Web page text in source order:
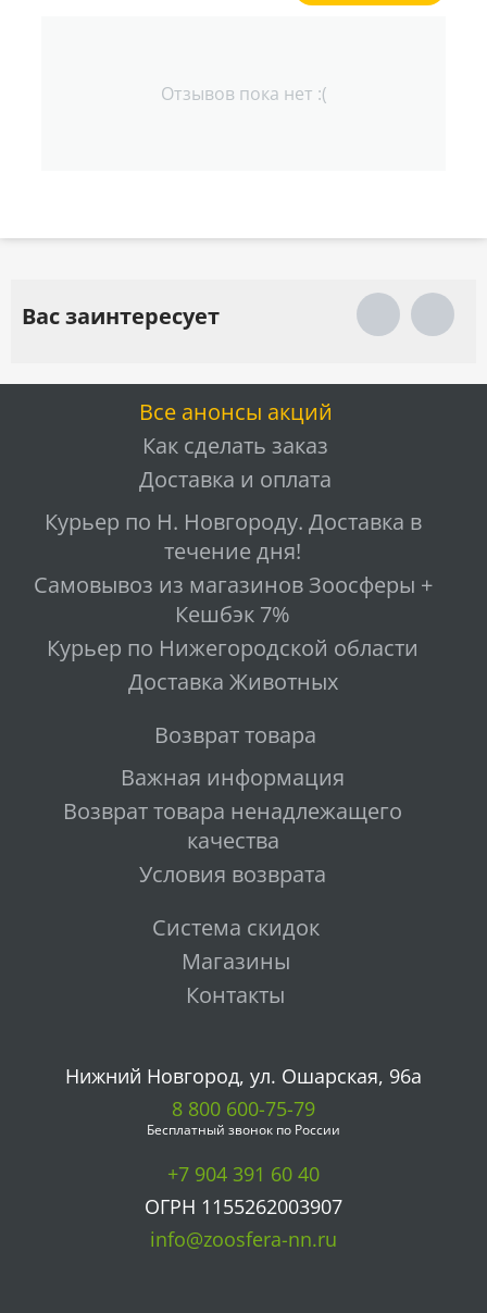
Отзывов пока нет :(
Вас заинтересует
Все анонсы акций
Как сделать заказ
Доставка и оплата
Курьер по Н. Новгороду. Доставка в
течение дня!
Самовывоз из магазинов Зоосферы +
Кешбэк 7%
Курьер по Нижегородской области
Доставка Животных
Возврат товара
Важная информация
Возврат товара ненадлежащего
качества
Условия возврата
Система скидок
Магазины
Контакты
Нижний Новгород, ул. Ошарская, 96а
8 800 600-75-79
Бесплатный звонок по России
+7 904 391 60 40
ОГРН 1155262003907
info@zoosfera-nn.ru